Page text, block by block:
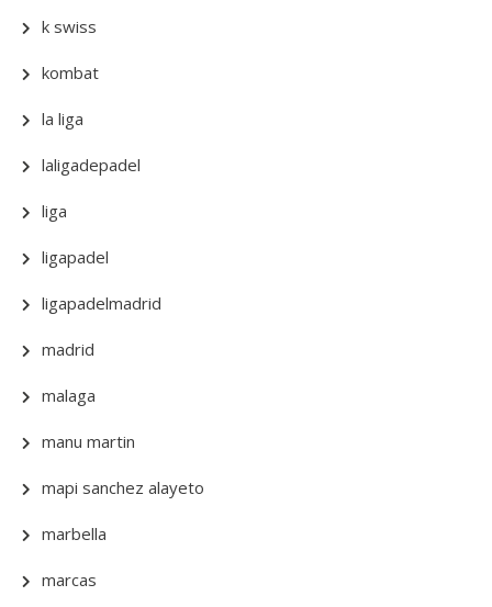
k swiss
kombat
la liga
laligadepadel
liga
ligapadel
ligapadelmadrid
madrid
malaga
manu martin
mapi sanchez alayeto
marbella
marcas